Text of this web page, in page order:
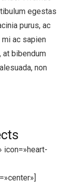
egestas
purus, ac
ac sapien
at bibendum
non
icon=»heart-